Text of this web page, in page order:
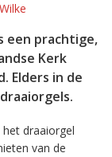
een prachtige,
Kerk
Elders in de
draaiorgel
van de